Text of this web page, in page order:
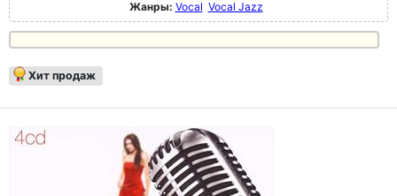
Жанры: Vocal Vocal Jazz
Хит продаж